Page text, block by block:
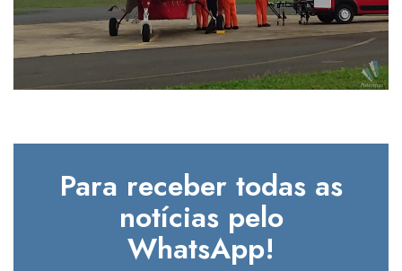
Para receber todas as
notícias pelo
WhatsApp!